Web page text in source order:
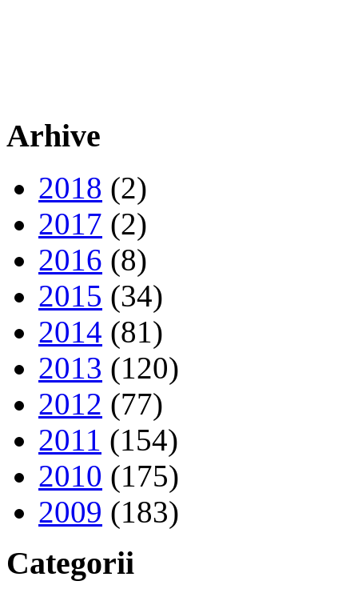
Arhive
2018 (2)
2017 (2)
2016 (8)
2015 (34)
2014 (81)
2013 (120)
2012 (77)
2011 (154)
2010 (175)
2009 (183)
Categorii